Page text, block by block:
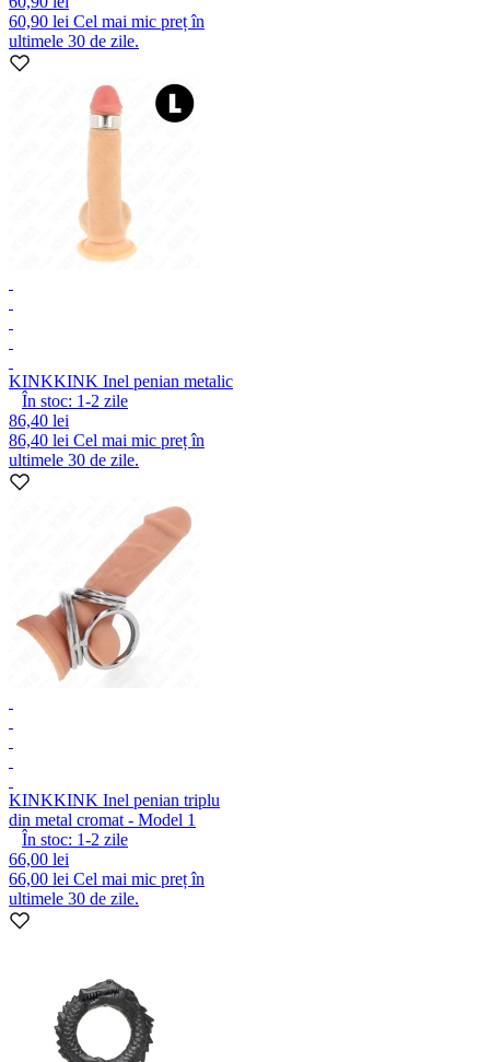
60,90 lei Cel mai mic preț în
ultimele 30 de zile.
KINKKINK Inel penian metalic
În stoc: 1-2 zile
86,40 lei
86,40 lei Cel mai mic preț în
ultimele 30 de zile.
KINKKINK Inel penian triplu
din metal cromat - Model 1
În stoc: 1-2 zile
66,00 lei
66,00 lei Cel mai mic preț în
ultimele 30 de zile.